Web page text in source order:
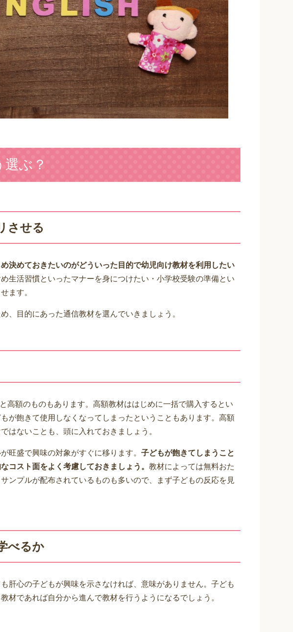
ぶ？
させる
決めておきたいのがどういった目的で幼児向け教材を利用したい
生活習慣といったマナーを身につけたい・小学校受験の準備とい
ます。
、目的にあった通信教材を選んでいきましょう。
高額のものもあります。高額教材ははじめに一括で購入するとい
が飽きて使用しなくなってしまったということもあります。高額
はないことも、頭に入れておきましょう。
旺盛で興味の対象がすぐに移ります。 子どもが飽きてしまうこと
コスト面をよく考慮しておきましょう。 教材によっては無料おた
ンプルが配布されているものも多いので、まず子どもの反応を見
べるか
肝心の子どもが興味を示さなければ、意味がありません。子ども
材であれば自分から進んで教材を行うようになるでしょう。